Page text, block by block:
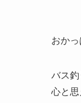
おか
バス
心と